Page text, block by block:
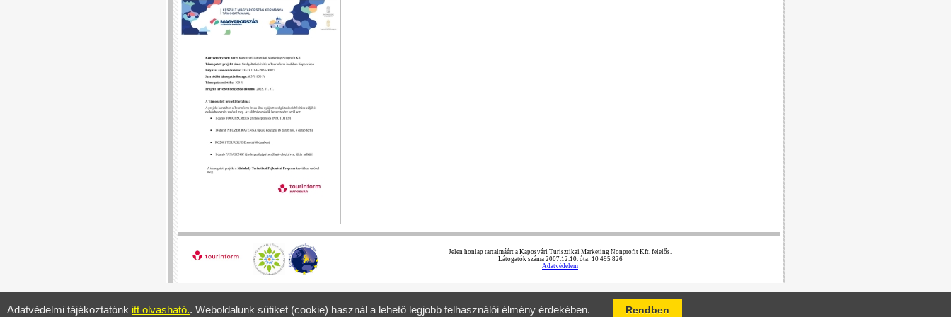
Jelen honlap tartalmáért a Kaposvári Turisztikai Marketing Nonprofit Kft. felelős.
Látogatók száma 2007.12.10. óta: 10 495 826
Adatvédelem
Adatvédelmi tájékoztatónk itt olvasható.. Weboldalunk sütiket (cookie) használ a lehető legjobb felhasználói élmény érdekében. Rendben